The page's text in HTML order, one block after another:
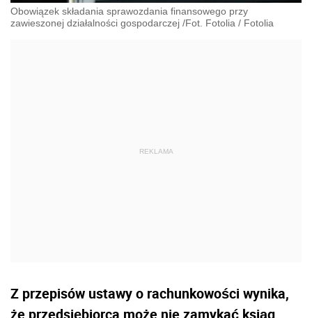
Obowiązek składania sprawozdania finansowego przy
zawieszonej działalności gospodarczej /Fot. Fotolia / Fotolia
Z przepisów ustawy o rachunkowości wynika,